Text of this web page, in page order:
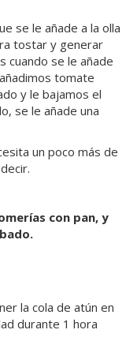
se le añade a la olla
tostar y generar
cuando se le añade
tomate
y le bajamos el
se le añade una
un poco más de
con pan, y
la cola de atún en
durante 1 hora